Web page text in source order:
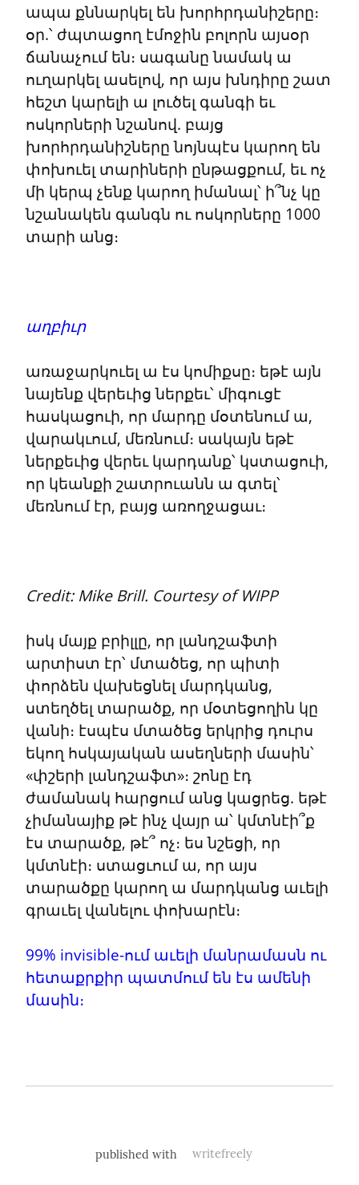
ապա քննարկել են խորհրդանիշերը։
օր.՝ ժպտացող էմոջին բոլորն այսօր
ճանաչում են։ սագանը նամակ ա
ուղարկել ասելով, որ այս խնդիրը շատ
հեշտ կարելի ա լուծել գանգի եւ
ոսկորների նշանով. բայց
խորհրդանիշները նոյնպէս կարող են
փոխուել տարիների ընթացքում, եւ ոչ
մի կերպ չենք կարող իմանալ՝ ի՞նչ կը
նշանակեն գանգն ու ոսկորները 1000
տարի անց։
աղբիւր
առաջարկուել ա էս կոմիքսը։ եթէ այն
նայենք վերեւից ներքեւ՝ միգուցէ
հասկացուի, որ մարդը մօտենում ա,
վարակւում, մեռնում։ սակայն եթէ
ներքեւից վերեւ կարդանք՝ կստացուի,
որ կեանքի շատրուանն ա գտել՝
մեռնում էր, բայց առողջացաւ։
Credit: Mike Brill. Courtesy of WIPP
իսկ մայք բրիլլը, որ լանդշաֆտի
արտիստ էր՝ մտածեց, որ պիտի
փորձեն վախեցնել մարդկանց,
ստեղծել տարածք, որ մօտեցողին կը
վանի։ էսպէս մտածեց երկրից դուրս
եկող հսկայական ասեղների մասին՝
«փշերի լանդշաֆտ»։ շոնը էդ
ժամանակ հարցում անց կացրեց. եթէ
չիմանայիք թէ ինչ վայր ա՝ կմտնէի՞ք
էս տարածք, թէ՞ ոչ։ ես նշեցի, որ
կմտնէի։ ստացւում ա, որ այս
տարածքը կարող ա մարդկանց աւելի
գրաւել վանելու փոխարէն։
99% invisible-ում աւելի մանրամասն ու
հետաքրքիր պատմում են էս ամենի
մասին։
published with writefreely